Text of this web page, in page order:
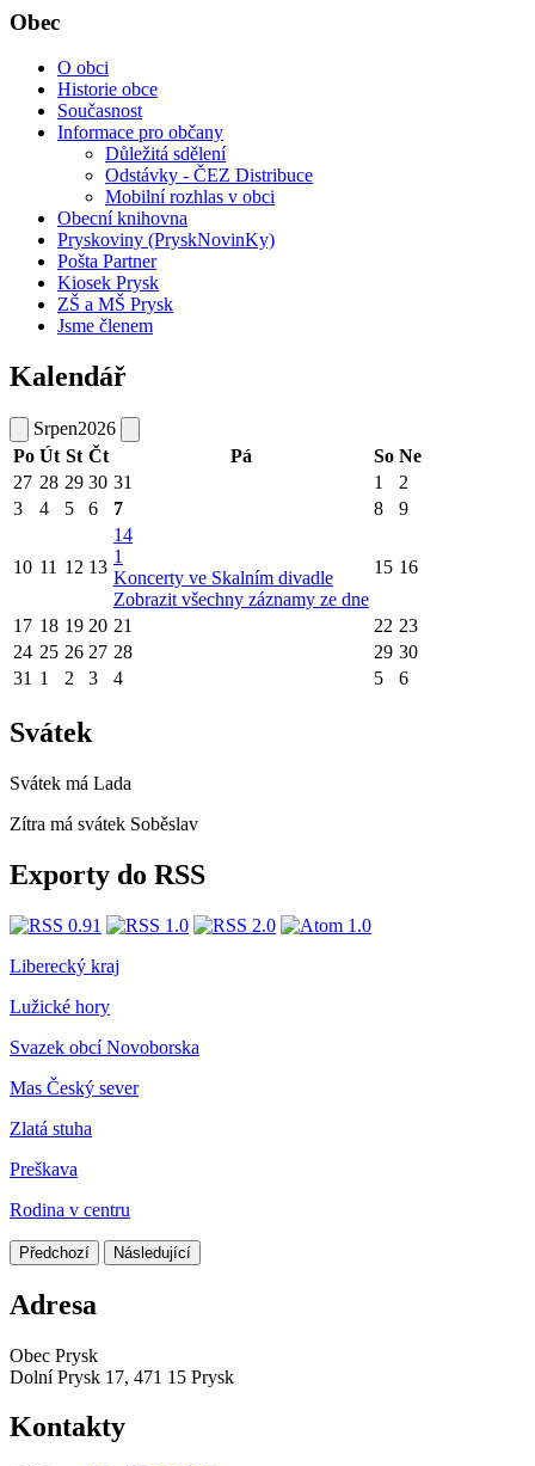
Obec
O obci
Historie obce
Současnost
Informace pro občany
Důležitá sdělení
Odstávky - ČEZ Distribuce
Mobilní rozhlas v obci
Obecní knihovna
Pryskoviny (PryskNovinKy)
Pošta Partner
Kiosek Prysk
ZŠ a MŠ Prysk
Jsme členem
Kalendář
Srpen2026
Po Út St Čt Pá So Ne
27 28 29 30 31 1
2
3
4 5 6 7 8 9
10 11 12 13
14
1
Koncerty ve Skalním divadle
Zobrazit všechny záznamy ze dne
15 16
17 18 19 20 21 22 23
24 25 26 27 28 29 30
31 1 2 3 4 5 6
Svátek
Svátek má Lada
Zítra má svátek Soběslav
Exporty do RSS
Liberecký kraj
Lužické hory
Svazek obcí Novoborska
Mas Český sever
Zlatá stuha
Preškava
Rodina v centru
Předchozí Následující
Adresa
Obec Prysk
Dolní Prysk 17, 471 15 Prysk
Kontakty